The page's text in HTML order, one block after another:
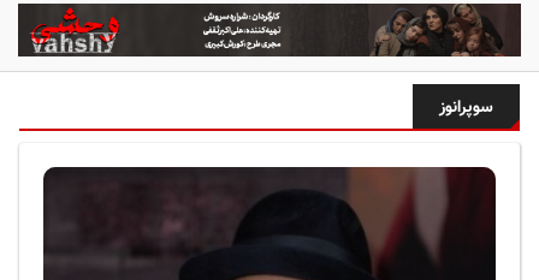
ب
ا
ک
آ
س
ا
ی
سوپرانوز